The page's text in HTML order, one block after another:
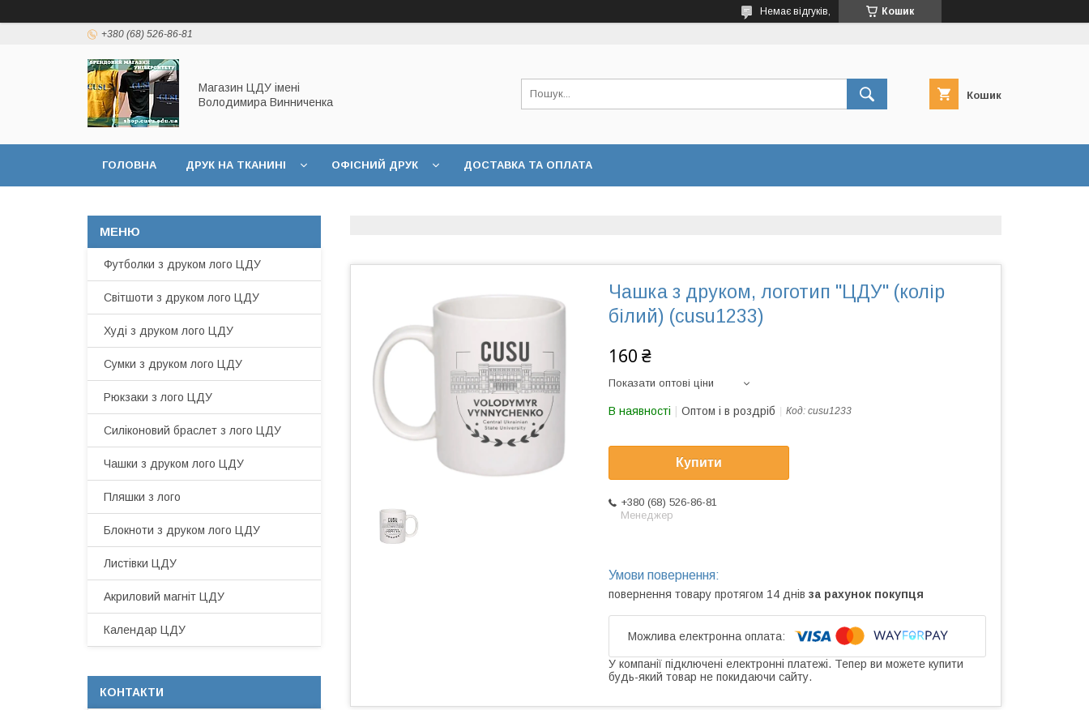
Кошик
Немає відгуків,
+380 (68) 526-86-81
Магазин ЦДУ імені
Володимира Винниченка
Кошик
ГОЛОВНА ДРУК НА ТКАНИНІ ОФІСНИЙ ДРУК ДОСТАВКА ТА ОПЛАТА
Чашка з друком, логотип "ЦДУ" (колір
білий) (cusu1233)
160 ₴
Показати оптові ціни
В наявності Оптом і в роздріб Код: cusu1233
Купити
+380 (68) 526-86-81
Менеджер
повернення товару протягом 14 днів за рахунок покупця
У компанії підключені електронні платежі. Тепер ви можете купити
будь-який товар не покидаючи сайту.
Футболки з друком лого ЦДУ
Світшоти з друком лого ЦДУ
Худі з друком лого ЦДУ
Сумки з друком лого ЦДУ
Рюкзаки з лого ЦДУ
Силіконовий браслет з лого ЦДУ
Чашки з друком лого ЦДУ
Пляшки з лого
Блокноти з друком лого ЦДУ
Листівки ЦДУ
Акриловий магніт ЦДУ
Календар ЦДУ
КОНТАКТИ